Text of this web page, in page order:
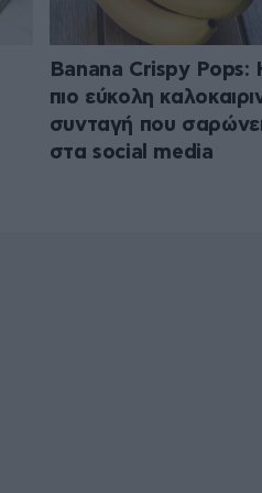
Banana Crispy Pops:
πιο εύκολη
συνταγή που
στα social media